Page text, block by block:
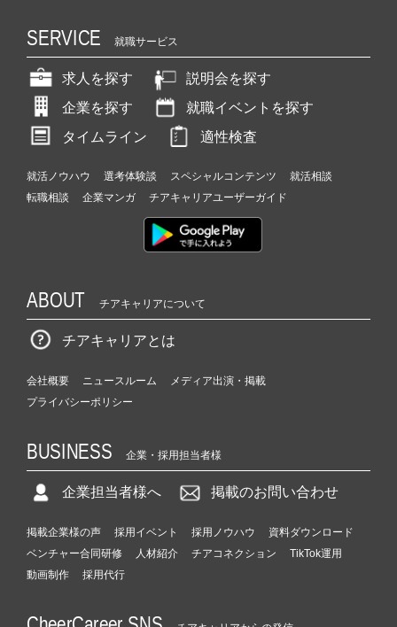
SERVICE 就職サービス
求人を探す
説明会を探す
企業を探す
就職イベントを探す
タイムライン
適性検査
就活ノウハウ 選考体験談 スペシャルコンテンツ
就活相談
転職相談
企業マンガ チアキャリアユーザーガイド
ABOUT チアキャリアについて
チアキャリアとは
会社概要 ニュースルーム
メディア出演・掲載
プライバシーポリシー
BUSINESS 企業・採用担当者様
企業担当者様へ 掲載のお問い合わせ
掲載企業様の声 採用イベント 採用ノウハウ
資料ダウンロード
ベンチャー合同研修
人材紹介 チアコネクション
TikTok運用
動画制作
採用代行